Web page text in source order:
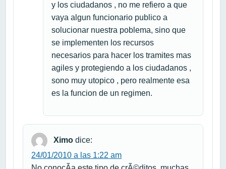
y los ciudadanos , no me refiero a que
vaya algun funcionario publico a
solucionar nuestra poblema, sino que
se implementen los recursos
necesarios para hacer los tramites mas
agiles y protegiendo a los ciudadanos ,
sono muy utopico , pero realmente esa
es la funcion de un regimen.
Ximo dice:
24/01/2010 a las 1:22 am